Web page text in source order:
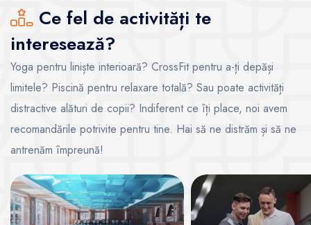
Ce fel de activități te
interesează?
Yoga pentru liniște interioară? CrossFit pentru a-ți depăși
limitele? Piscină pentru relaxare totală? Sau poate activități
distractive alături de copii? Indiferent ce îți place, noi avem
recomandările potrivite pentru tine. Hai să ne distrăm și să ne
antrenăm împreună!